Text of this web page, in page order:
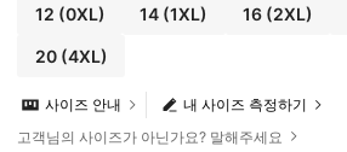
12 (0XL) 14 (1XL) 16(2XL)
20(4XL)
내 사이즈 측정하기
사이즈 안내
고객님의 사이즈가 아닌가요? 말해주세요